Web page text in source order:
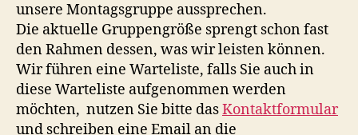
unsere Montagsgruppe aussprechen.
Die aktuelle Gruppengröße sprengt schon fast
den Rahmen dessen, was wir leisten können.
Wir führen eine Warteliste, falls Sie auch in
diese Warteliste aufgenommen werden
möchten, nutzen Sie bitte dasKontaktformular
und schreiben eine Email an die